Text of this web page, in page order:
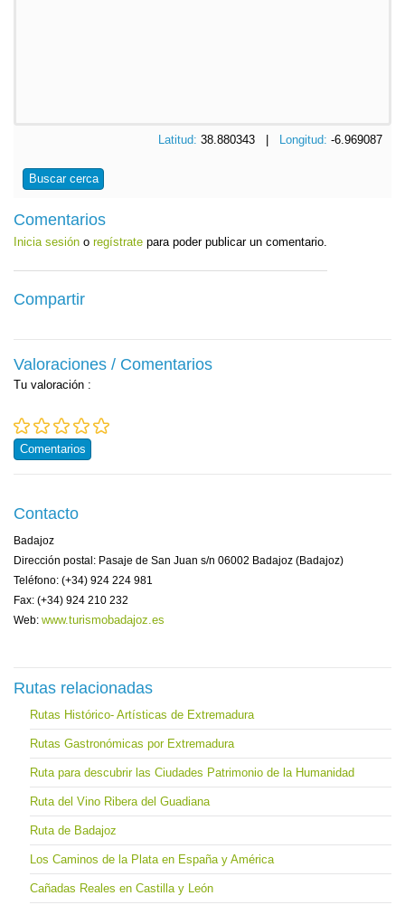
Latitud: 38.880343 | Longitud: -6.969087
Buscar cerca
Comentarios
Inicia sesión o regístrate para poder publicar un comentario.
Compartir
Valoraciones / Comentarios
Tu valoración :
Comentarios
Contacto
Badajoz
Dirección postal: Pasaje de San Juan s/n 06002 Badajoz (Badajoz)
Teléfono: (+34) 924 224 981
Fax: (+34) 924 210 232
Web: www.turismobadajoz.es
Rutas relacionadas
Rutas Histórico- Artísticas de Extremadura
Rutas Gastronómicas por Extremadura
Ruta para descubrir las Ciudades Patrimonio de la Humanidad
Ruta del Vino Ribera del Guadiana
Ruta de Badajoz
Los Caminos de la Plata en España y América
Cañadas Reales en Castilla y León